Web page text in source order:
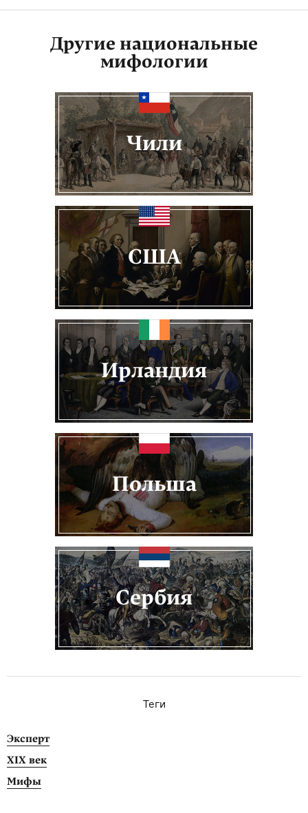
Другие национальные
мифологии
Чили
США
Ирландия
Польша
Сербия
Теги
Эксперт
XIX век
Мифы